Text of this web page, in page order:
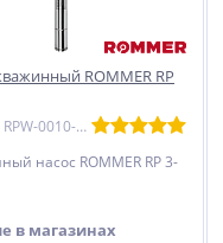
ROMMER RP
Артикул: RPW-0010-300321
насос ROMMER RP 3-
в магазинах